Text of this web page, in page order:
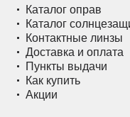
Каталог оправ
Каталог
Контактные линзы
Доставка и оплата
Пункты выдачи
Как купить
Акции